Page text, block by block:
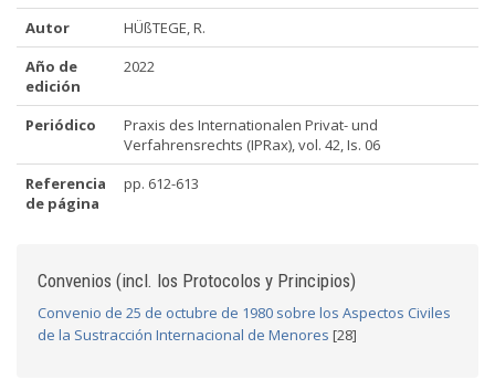
Autor
HÜßTEGE, R.
Año de
edición
2022
Periódico
Praxis des Internationalen Privat- und
Verfahrensrechts (IPRax), vol. 42, Is. 06
Referencia
de página
pp. 612-613
Convenios (incl. los Protocolos y Principios)
Convenio de 25 de octubre de 1980 sobre los Aspectos Civiles
de la Sustracción Internacional de Menores [28]